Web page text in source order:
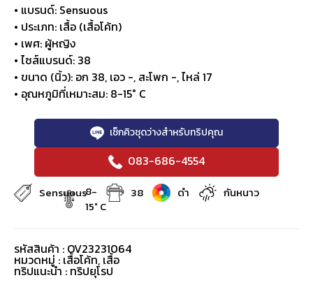
• แบรนด์: Sensuous
• ประเภท: เสื้อ (เสื้อโค้ท)
• เพศ: ผู้หญิง
• ไซส์แบรนด์: 38
• ขนาด (นิ้ว): อก 38, เอว -, สะโพก -, ไหล่ 17
• อุณหภูมิที่เหมาะสม: 8-15° C
เช็กคิวชุดว่างสำหรับทริปคุณ
083-686-4554
Sensuous8-
15° C
38 ดำ กันหนาว
รหัสสินค้า : OV23231064
หมวดหมู่ : เสื้อโค้ท, เสื้อ
ทริปแนะนำ : ทริปยุโรป